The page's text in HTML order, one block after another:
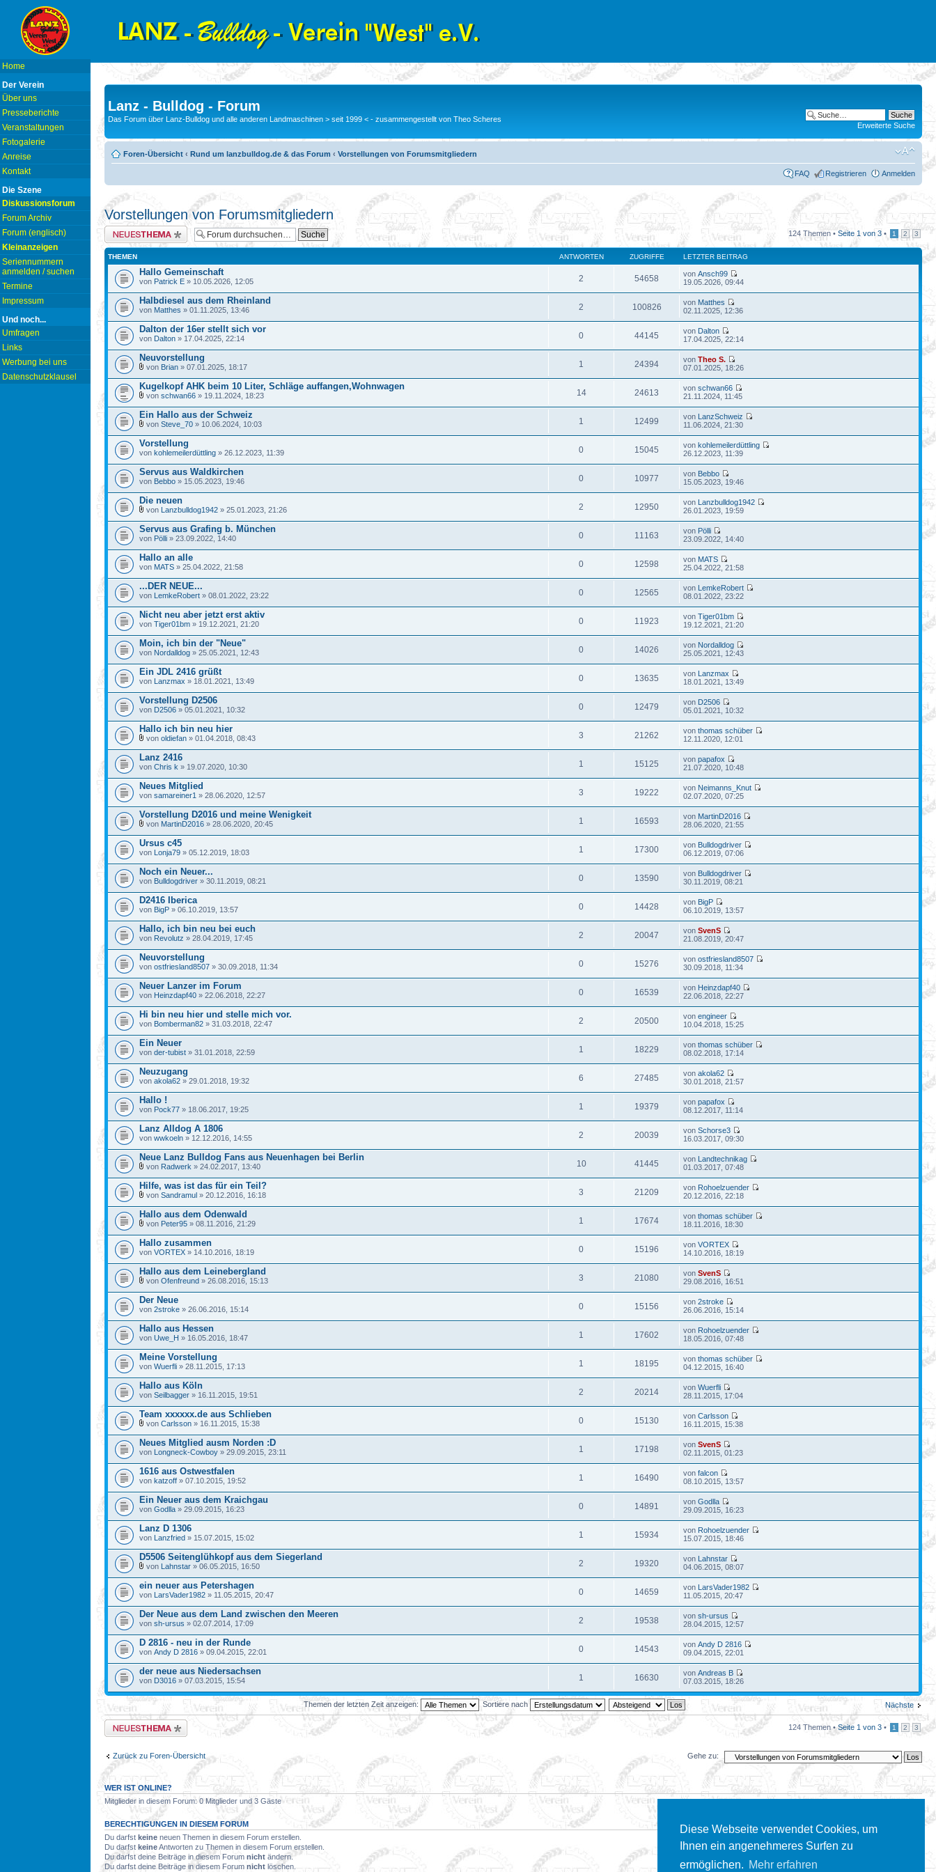
Diese Webseite verwendet Cookies, um
Ihnen ein angenehmeres Surfen zu
ermöglichen. Mehr erfahren
Home
Der Verein
Über uns
Presseberichte
Veranstaltungen
Fotogalerie
Anreise
Kontakt
Die Szene
Diskussionsforum
Forum Archiv
Forum (englisch)
Kleinanzeigen
Seriennummern
anmelden / suchen
Termine
Impressum
Und noch...
Umfragen
Links
Werbung bei uns
Datenschutzklausel
Lanz - Bulldog - Forum
Das Forum über Lanz-Bulldog und alle anderen Landmaschinen > seit 1999 < - zusammengestellt von Theo Scheres
Erweiterte Suche
Foren-Übersicht ‹ Rund um lanzbulldog.de & das Forum ‹ Vorstellungen von Forumsmitgliedern
FAQ Registrieren Anmelden
Vorstellungen von Forumsmitgliedern
Neues Thema erstellen 124 Themen • Seite 1 von 3 • 1 2 3
THEMEN ANTWORTEN ZUGRIFFE LETZTER BEITRAG
Hallo Gemeinschaft
von Patrick E » 10.05.2026, 12:05 2 54658 vonAnsch99
19.05.2026, 09:44
Halbdiesel aus dem Rheinland
von Matthes » 01.11.2025, 13:46 2 100826 von Matthes
02.11.2025, 12:36
Dalton der 16er stellt sich vor
von Dalton » 17.04.2025, 22:14 0 44145 von Dalton
17.04.2025, 22:14
Neuvorstellung
von Brian » 07.01.2025, 18:17 1 24394 vonTheo S.
07.01.2025, 18:26
Kugelkopf AHK beim 10 Liter, Schläge auffangen,Wohnwagen
von schwan66 » 19.11.2024, 18:23 14 24613 vonschwan66
21.11.2024, 11:45
Ein Hallo aus der Schweiz
von Steve_70 » 10.06.2024, 10:03 1 12499 von LanzSchweiz
11.06.2024, 21:30
Vorstellung
von kohlemeilerdüttling » 26.12.2023, 11:39 0 15045 vonkohlemeilerdüttling
26.12.2023, 11:39
Servus aus Waldkirchen
von Bebbo » 15.05.2023, 19:46 0 10977 von Bebbo
15.05.2023, 19:46
Die neuen
von Lanzbulldog1942 » 25.01.2023, 21:26 2 12950 von Lanzbulldog1942
26.01.2023, 19:59
Servus aus Grafing b. München
von Pölli » 23.09.2022, 14:40 0 11163 von Pölli
23.09.2022, 14:40
Hallo an alle
von MATS » 25.04.2022, 21:58 0 12598 von MATS
25.04.2022, 21:58
...DER NEUE...
von LemkeRobert » 08.01.2022, 23:22 0 12565 von LemkeRobert
08.01.2022, 23:22
Nicht neu aber jetzt erst aktiv
von Tiger01bm » 19.12.2021, 21:20 0 11923 vonTiger01bm
19.12.2021, 21:20
Moin, ich bin der "Neue"
von Nordalldog » 25.05.2021, 12:43 0 14026 von Nordalldog
25.05.2021, 12:43
Ein JDL 2416 grüßt
von Lanzmax » 18.01.2021, 13:49 0 13635 von Lanzmax
18.01.2021, 13:49
Vorstellung D2506
von D2506 » 05.01.2021, 10:32 0 12479 von D2506
05.01.2021, 10:32
Hallo ich bin neu hier
von oldiefan » 01.04.2018, 08:43 3 21262 vonthomas schüber
12.11.2020, 12:01
Lanz 2416
von Chris k » 19.07.2020, 10:30 1 15125 vonpapafox
21.07.2020, 10:48
Neues Mitglied
von samareiner1 » 28.06.2020, 12:57 3 19222 von Neimanns_Knut
02.07.2020, 07:25
Vorstellung D2016 und meine Wenigkeit
von MartinD2016 » 28.06.2020, 20:45 1 16593 von MartinD2016
28.06.2020, 21:55
Ursus c45
von Lonja79 » 05.12.2019, 18:03 1 17300 von Bulldogdriver
06.12.2019, 07:06
Noch ein Neuer...
von Bulldogdriver » 30.11.2019, 08:21 0 13590 von Bulldogdriver
30.11.2019, 08:21
D2416 Iberica
von BigP » 06.10.2019, 13:57 0 14428 von BigP
06.10.2019, 13:57
Hallo, ich bin neu bei euch
von Revolutz » 28.04.2019, 17:45 2 20047 vonSvenS
21.08.2019, 20:47
Neuvorstellung
von ostfriesland8507 » 30.09.2018, 11:34 0 15276 vonostfriesland8507
30.09.2018, 11:34
Neuer Lanzer im Forum
von Heinzdapf40 » 22.06.2018, 22:27 0 16539 von Heinzdapf40
22.06.2018, 22:27
Hi bin neu hier und stelle mich vor.
von Bomberman82 » 31.03.2018, 22:47 2 20500 vonengineer
10.04.2018, 15:25
Ein Neuer
von der-tubist » 31.01.2018, 22:59 1 18229 vonthomas schüber
08.02.2018, 17:14
Neuzugang
von akola62 » 29.01.2018, 19:32 6 27485 vonakola62
30.01.2018, 21:57
Hallo !
von Pock77 » 18.06.2017, 19:25 1 19379 vonpapafox
08.12.2017, 11:14
Lanz Alldog A 1806
von wwkoeln » 12.12.2016, 14:55 2 20039 vonSchorse3
16.03.2017, 09:30
Neue Lanz Bulldog Fans aus Neuenhagen bei Berlin
von Radwerk » 24.02.2017, 13:40 10 41445 von Landtechnikag
01.03.2017, 07:48
Hilfe, was ist das für ein Teil?
von Sandramul » 20.12.2016, 16:18 3 21209 von Rohoelzuender
20.12.2016, 22:18
Hallo aus dem Odenwald
von Peter95 » 08.11.2016, 21:29 1 17674 vonthomas schüber
18.11.2016, 18:30
Hallo zusammen
von VORTEX » 14.10.2016, 18:19 0 15196 vonVORTEX
14.10.2016, 18:19
Hallo aus dem Leinebergland
von Ofenfreund » 26.08.2016, 15:13 3 21080 vonSvenS
29.08.2016, 16:51
Der Neue
von 2stroke » 26.06.2016, 15:14 0 15156 von2stroke
26.06.2016, 15:14
Hallo aus Hessen
von Uwe_H » 16.05.2016, 18:47 1 17602 von Rohoelzuender
18.05.2016, 07:48
Meine Vorstellung
von Wuerfli » 28.11.2015, 17:13 1 18195 vonthomas schüber
04.12.2015, 16:40
Hallo aus Köln
von Seilbagger » 16.11.2015, 19:51 2 20214 vonWuerfli
28.11.2015, 17:04
Team xxxxxx.de aus Schlieben
von Carlsson » 16.11.2015, 15:38 0 15130 vonCarlsson
16.11.2015, 15:38
Neues Mitglied ausm Norden :D
von Longneck-Cowboy » 29.09.2015, 23:11 1 17198 vonSvenS
02.11.2015, 01:23
1616 aus Ostwestfalen
von katzoff » 07.10.2015, 19:52 1 16490 vonfalcon
08.10.2015, 13:57
Ein Neuer aus dem Kraichgau
von Godlla » 29.09.2015, 16:23 0 14891 vonGodlla
29.09.2015, 16:23
Lanz D 1306
von Lanzfried » 15.07.2015, 15:02 1 15934 von Rohoelzuender
15.07.2015, 18:46
D5506 Seitenglühkopf aus dem Siegerland
von Lahnstar » 06.05.2015, 16:50 2 19320 von Lahnstar
04.06.2015, 08:07
ein neuer aus Petershagen
von LarsVader1982 » 11.05.2015, 20:47 0 14659 von LarsVader1982
11.05.2015, 20:47
Der Neue aus dem Land zwischen den Meeren
von sh-ursus » 02.07.2014, 17:09 2 19538 vonsh-ursus
28.04.2015, 12:57
D 2816 - neu in der Runde
von Andy D 2816 » 09.04.2015, 22:01 0 14543 vonAndy D 2816
09.04.2015, 22:01
der neue aus Niedersachsen
von D3016 » 07.03.2015, 15:54 1 16630 vonAndreas B
07.03.2015, 18:26
Nächste
Themen der letzten Zeit anzeigen: Sortiere nach
Neues Thema erstellen 124 Themen •Seite 1 von 3 • 1 2 3
Zurück zu Foren-Übersicht Gehe zu:
WER IST ONLINE?
Mitglieder in diesem Forum: 0 Mitglieder und 3 Gäste
BERECHTIGUNGEN IN DIESEM FORUM
Du darfst keine neuen Themen in diesem Forum erstellen.
Du darfst keineAntworten zu Themen in diesem Forum erstellen.
Du darfst deine Beiträge in diesem Forum nicht ändern.
Du darfst deine Beiträge in diesem Forum nicht löschen.